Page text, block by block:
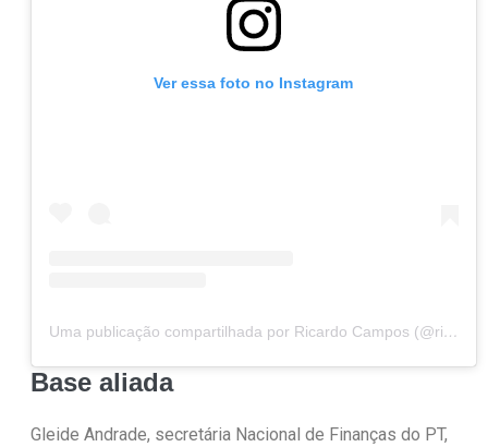
Ver essa foto no Instagram
Uma publicação compartilhada por Ricardo Campos (@ricardocamposdeputado)
Base aliada
Gleide Andrade, secretária Nacional de Finanças do PT,